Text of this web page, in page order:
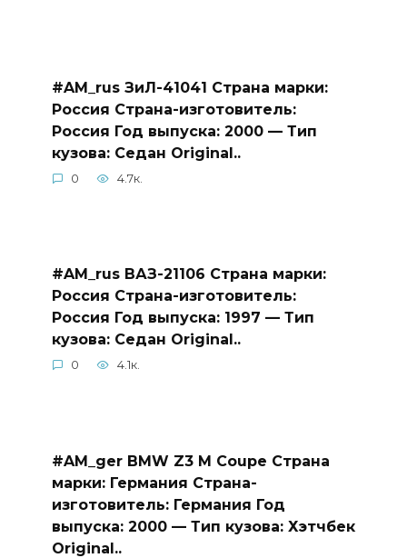
#AM_rus ЗиЛ-41041 Страна марки:
Россия Страна-изготовитель:
Россия Год выпуска: 2000 — Тип
кузова: Седан Original..
0 4.7к.
#AM_rus ВАЗ-21106 Страна марки:
Россия Страна-изготовитель:
Россия Год выпуска: 1997 — Тип
кузова: Седан Original..
0 4.1к.
#AM_ger BMW Z3 M Coupe Страна
марки: Германия Страна-
изготовитель: Германия Год
выпуска: 2000 — Тип кузова: Хэтчбек
Original..